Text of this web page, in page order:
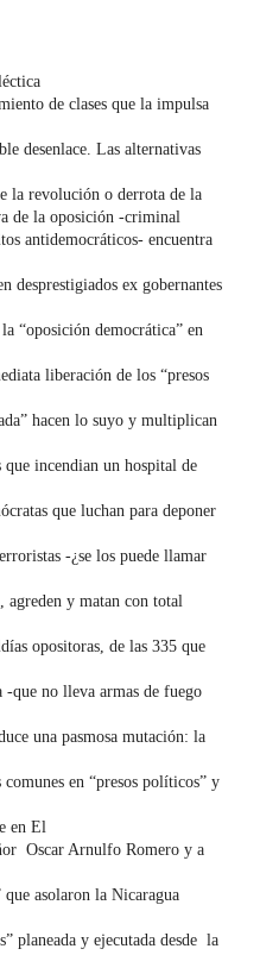
de clases que la impulsa
desenlace. Las alternativas
la revolución o derrota de la
de la oposición -criminal
antidemocráticos- encuentra
desprestigiados ex gobernantes
“oposición democrática” en
liberación de los “presos
hacen lo suyo y multiplican
incendian un hospital de
que luchan para deponer
-¿se los puede llamar
agreden y matan con total
opositoras, de las 335 que
que no lleva armas de fuego
una pasmosa mutación: la
en “presos políticos” y
en El
Oscar Arnulfo Romero y a
asolaron la Nicaragua
planeada y ejecutada desde la